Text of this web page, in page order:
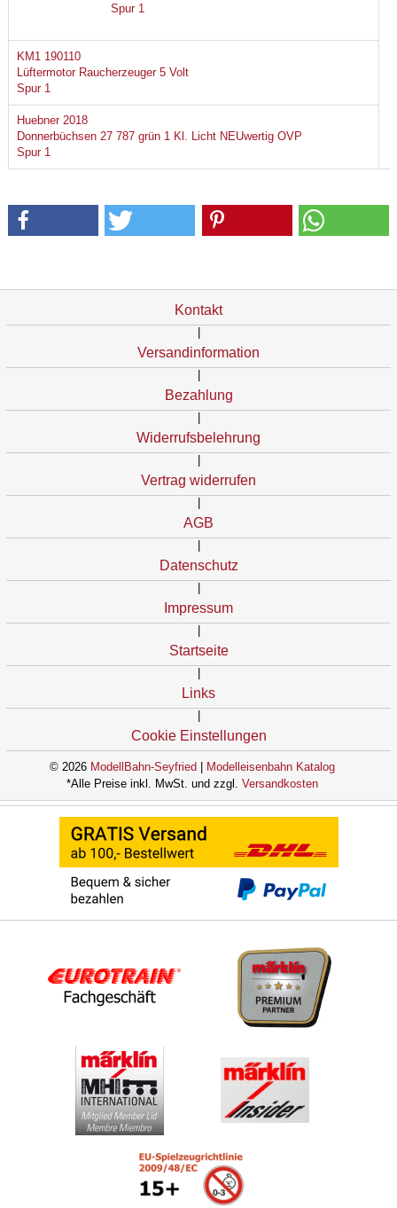
Spur 1
KM1 190110
Lüftermotor Raucherzeuger 5 Volt
Spur 1
Huebner 2018
Donnerbüchsen 27 787 grün 1 Kl. Licht NEUwertig OVP
Spur 1
Kontakt
Versandinformation
Bezahlung
Widerrufsbelehrung
Vertrag widerrufen
AGB
Datenschutz
Impressum
Startseite
Links
Cookie Einstellungen
© 2026 ModellBahn-Seyfried
Modelleisenbahn Katalog
*Alle Preise inkl. MwSt. und zzgl. Versandkosten